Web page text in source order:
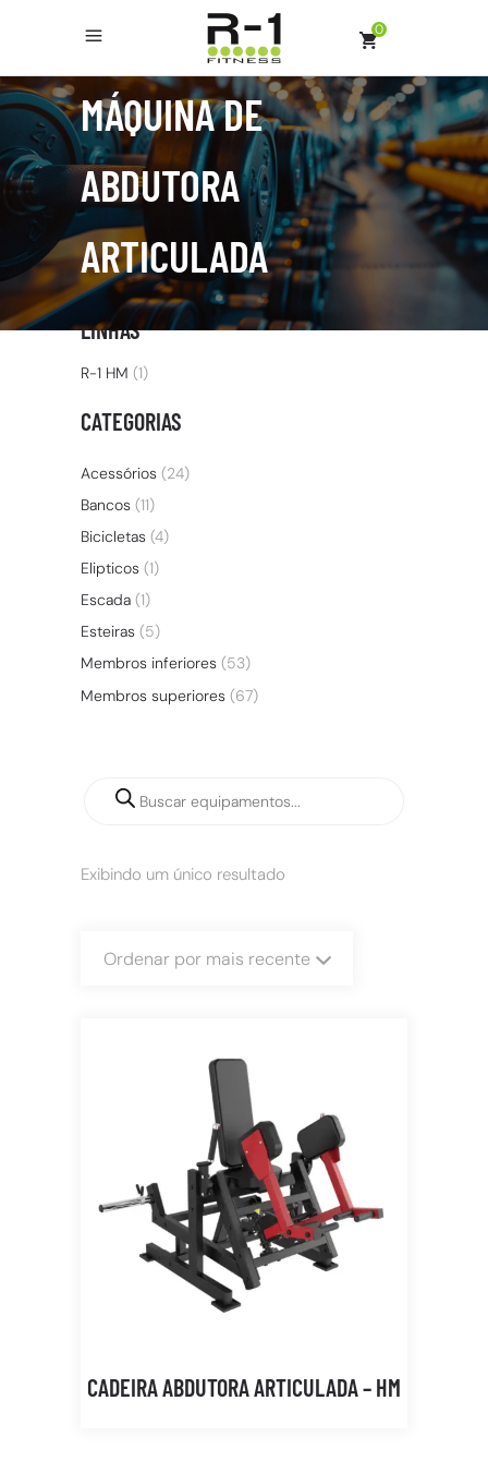
0
MÁQUINA DE
ABDUTORA
ARTICULADA
Exibindo um único resultado
Ordenar por mais recente
CADEIRA ABDUTORA ARTICULADA – HM
LINHAS
R-1 HM (1)
CATEGORIAS
Acessórios (24)
Bancos (11)
Bicicletas (4)
Elipticos (1)
Escada (1)
Esteiras (5)
Membros inferiores (53)
Membros superiores (67)